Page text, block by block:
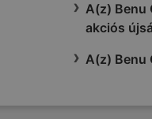
A(z) Benu
akciós
A(z) Benu